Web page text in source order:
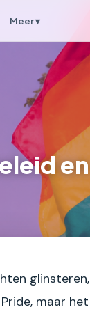
Meer ▾
en
glinsteren,
maar het